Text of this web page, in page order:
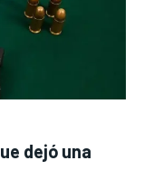
dejó una